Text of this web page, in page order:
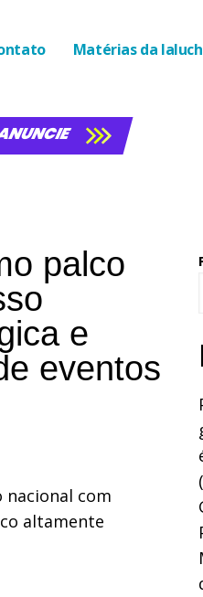
Matérias da
palco
e
eventos
nacional com
altamente